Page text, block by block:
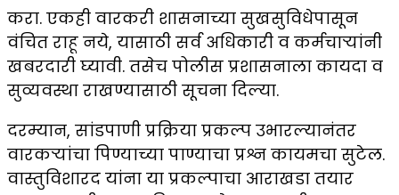
करा. एकही वारकरी शासनाच्या सुखसुविधेपासून
वंचित राहू नये, यासाठी सर्व अधिकारी व कर्मचाऱ्यांनी
खबरदारी घ्यावी. तसेच पोलीस प्रशासनाला कायदा व
सुव्यवस्था राखण्यासाठी सूचना दिल्या.
दरम्यान, सांडपाणी प्रक्रिया प्रकल्प उभारल्यानंतर
वारकऱ्यांचा पिण्याच्या पाण्याचा प्रश्न कायमचा सुटेल.
वास्तुविशारद यांना या प्रकल्पाचा आराखडा तयार